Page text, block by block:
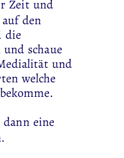
Zeit und
den
die
schaue
und
welche
eine